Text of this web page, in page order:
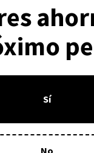
una reposición.
WhatsApp hasta
aprobados se
de pago utilizado.
Sí
No